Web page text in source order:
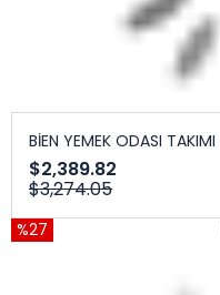
BİEN YEMEK ODASI TAKIMI
$2,389.82
$3,274.05
%27